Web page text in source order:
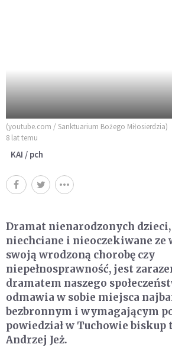
(youtube.com / Sanktuarium Bożego Miłosierdzia)
8 lat temu
KAI / pch
Dramat nienarodzonych
niechciane i nieoczekiwane ze
swoją wrodzoną chorobę czy
niepełnosprawność, jest
dramatem naszego
odmawia w sobie miejsca
bezbronnym i wymagającym
powiedział w Tuchowie
Andrzej Jeż.